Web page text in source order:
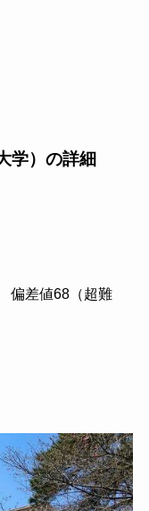
学）の詳細
偏差値68（超難